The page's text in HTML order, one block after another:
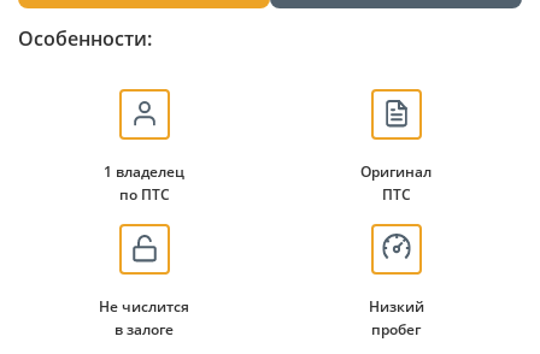
Особенности:
1 владелец
по ПТС
Оригинал
ПТС
Не числится
в залоге
Низкий
пробег